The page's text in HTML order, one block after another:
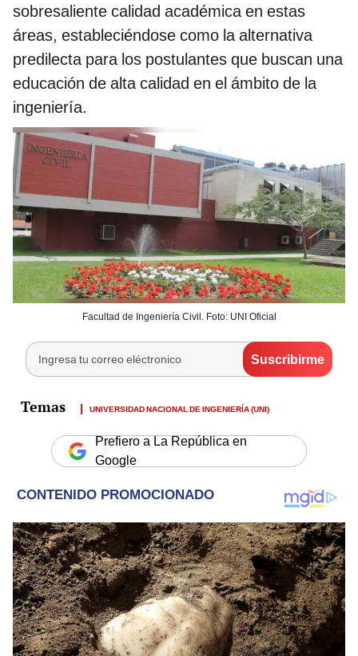
sobresaliente calidad académica en estas
áreas, estableciéndose como la alternativa
predilecta para los postulantes que buscan una
educación de alta calidad en el ámbito de la
ingeniería.
Facultad de Ingeniería Civil. Foto: UNI Oficial
UNIVERSIDAD NACIONAL DE INGENIERÍA (UNI)
Prefiero a La República en
Google